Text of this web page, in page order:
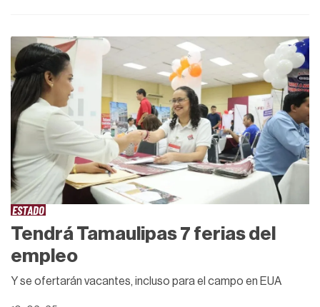
ESTADO
Tendrá Tamaulipas 7 ferias del
empleo
Y se ofertarán vacantes, incluso para el campo en EUA